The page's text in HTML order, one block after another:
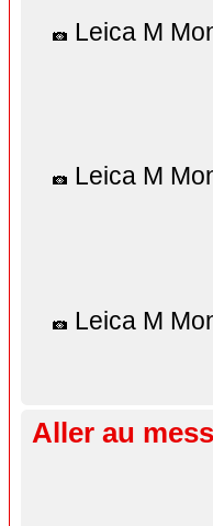
Leica M
Leica M
Leica M
Aller au